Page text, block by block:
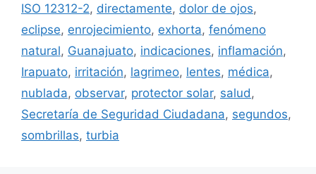
ISO 12312-2, directamente, dolor de ojos,
eclipse, enrojecimiento, exhorta, fenómeno
natural, Guanajuato, indicaciones, inflamación,
Irapuato, irritación, lagrimeo, lentes, médica,
nublada, observar, protector solar, salud ,
Secretaría de Seguridad Ciudadana, segundos,
sombrillas, turbia